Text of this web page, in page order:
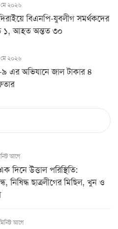
২০২৬
বিএনপি-যুবলীগ সমর্থকদের
১, আহত অন্তত ৩০
২০২৬
৯ এর অভিযানে জাল টাকার ৪
আগে
দিনে উত্তাল পরিস্থিতি:
নিষিদ্ধ ছাত্রলীগের মিছিল, খুন ও
আগে